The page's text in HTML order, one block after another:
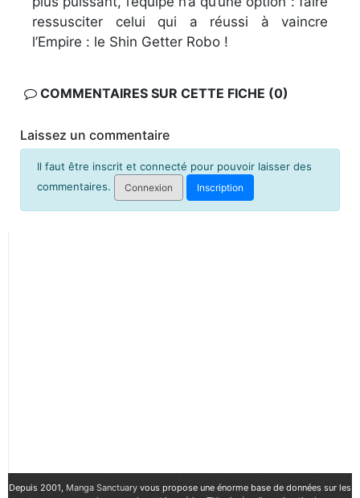
ressusciter celui qui a réussi à vaincre
l’Empire : le Shin Getter Robo !
COMMENTAIRES SUR CETTE FICHE (0)
Laissez un commentaire
Il faut être inscrit et connecté pour pouvoir laisser des
commentaires.
Connexion Inscription
Depuis 2001, Manga Sanctuary vous propose une énorme base de données sur les